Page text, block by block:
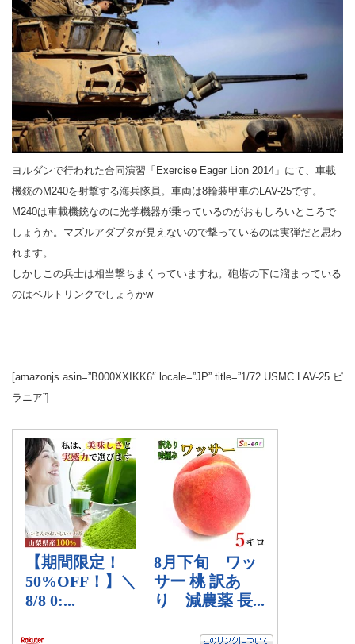
ヨルダンで行われた合同演習「Exercise Eager Lion 2014」にて、車載
機銃のM240を射撃する海兵隊員。車両は8輪装甲車のLAV-25です。
M240は車載機銃なのに光学機器が乗っているのがおもしろいところで
しょうか。マズルアダプタが見えないので撃っているのは実弾だと思わ
れます。
しかしこの兵士は相当撃ちまくっていますね。砲塔の下に溜まっている
のはベルトリンクでしょうかw
[amazonjs asin=”B000XXIKK6″ locale=”JP” title=”1/72 USMC LAV-25 ピ
ラニア”]